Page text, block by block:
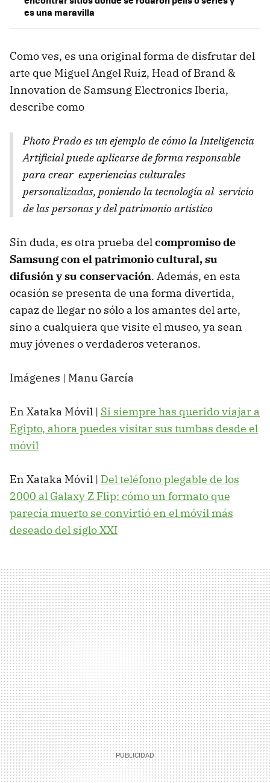
es una maravilla
Como ves, es una original forma de disfrutar del
arte que Miguel Angel Ruiz, Head of Brand &
Innovation de Samsung Electronics Iberia,
describe como
Photo Prado es un ejemplo de cómo la Inteligencia
Artificial puede aplicarse de forma responsable
para crear experiencias culturales
personalizadas, poniendo la tecnología al servicio
de las personas y del patrimonio artístico
Sin duda, es otra prueba delcompromiso de
Samsung con el patrimonio cultural, su
difusión y su conservación. Además, en esta
ocasión se presenta de una forma divertida,
capaz de llegar no sólo a los amantes del arte,
sino a cualquiera que visite el museo, ya sean
muy jóvenes o verdaderos veteranos.
Imágenes | Manu García
En Xataka Móvil | Si siempre has querido viajar a
Egipto, ahora puedes visitar sus tumbas desde el
móvil
En Xataka Móvil | Del teléfono plegable de los
2000 al Galaxy Z Flip: cómo un formato que
parecía muerto se convirtió en el móvil más
deseado del siglo XXI